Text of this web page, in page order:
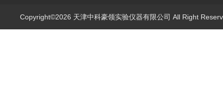
Copyright©2026 天津中科豪领实验仪器有限公司 All Right